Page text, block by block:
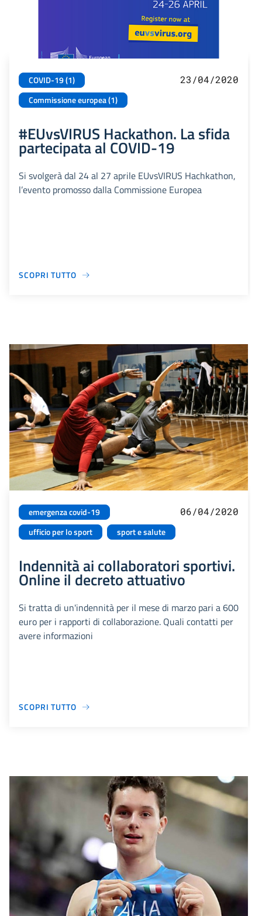
COVID-19 (1)
Commissione europea (1)
23/04/2020
#EUvsVIRUS Hackathon. La sfida
partecipata al COVID-19
Si svolgerà dal 24 al 27 aprile EUvsVIRUS Hachkathon,
l’evento promosso dalla Commissione Europea
SCOPRI TUTTO
emergenza covid-19
ufficio per lo sport
sport e salute
06/04/2020
Indennità ai collaboratori sportivi.
Online il decreto attuativo
Si tratta di un'indennità per il mese di marzo pari a 600
euro per i rapporti di collaborazione. Quali contatti per
avere informazioni
SCOPRI TUTTO